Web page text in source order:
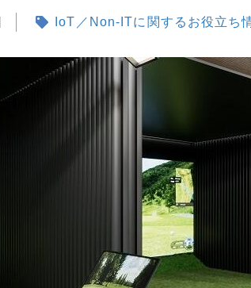
IoT／Non-ITに関するお役立ち